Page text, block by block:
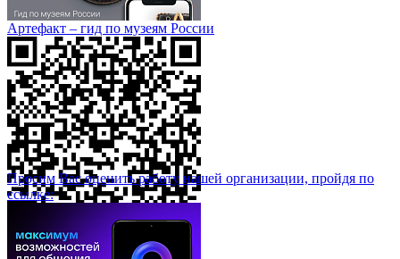
Артефакт – гид по музеям России
Просим Вас оценить работу нашей организации, пройдя по
ссылке: